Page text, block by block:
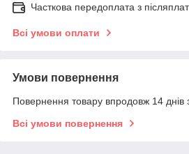
Часткова передоплата з
Всі умови оплати
Умови повернення
Повернення товару впродовж 14 днів
Всі умови повернення